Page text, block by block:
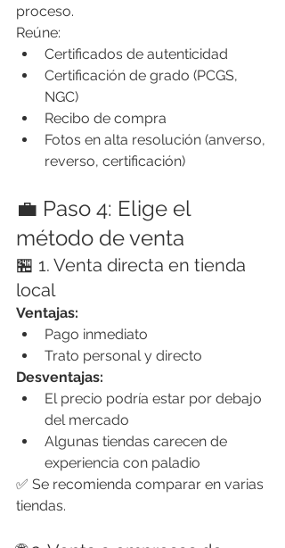
proceso.
Reúne:
Certificados de autenticidad
Certificación de grado (PCGS,
NGC)
Recibo de compra
Fotos en alta resolución (anverso,
reverso, certificación)
💼 Paso 4: Elige el
método de venta
🏪 1. Venta directa en tienda
local
Ventajas:
Pago inmediato
Trato personal y directo
Desventajas:
El precio podría estar por debajo
del mercado
Algunas tiendas carecen de
experiencia con paladio
✅ Se recomienda comparar en varias
tiendas.